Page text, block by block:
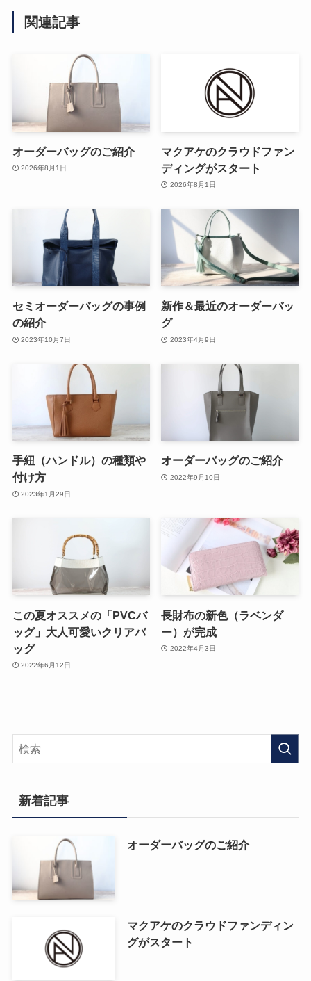
関連記事
オーダーバッグのご紹介
2026年8月1日
マクアケのクラウドファン
ディングがスタート
2026年8月1日
セミオーダーバッグの事例
の紹介
2023年10月7日
新作＆最近のオーダーバッ
グ
2023年4月9日
手紐（ハンドル）の種類や
付け方
2023年1月29日
オーダーバッグのご紹介
2022年9月10日
この夏オススメの「PVCバ
ッグ」大人可愛いクリアバ
ッグ
2022年6月12日
長財布の新色（ラベンダ
ー）が完成
2022年4月3日
新着記事
オーダーバッグのご紹介
マクアケのクラウドファンディン
グがスタート